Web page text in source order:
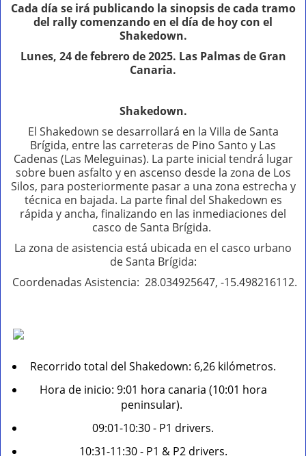
Cada día se irá publicando la sinopsis de cada tramo
del rally comenzando en el día de hoy con el
Shakedown.
Lunes, 24 de febrero de 2025. Las Palmas de Gran
Canaria.
Shakedown.
El Shakedown se desarrollará en la Villa de Santa
Brígida, entre las carreteras de Pino Santo y Las
Cadenas (Las Meleguinas). La parte inicial tendrá lugar
sobre buen asfalto y en ascenso desde la zona de Los
Silos, para posteriormente pasar a una zona estrecha y
técnica en bajada. La parte final del Shakedown es
rápida y ancha, finalizando en las inmediaciones del
casco de Santa Brígida.
La zona de asistencia está ubicada en el casco urbano
de Santa Brígida:
Coordenadas Asistencia: 28.034925647, -15.498216112.
Recorrido total del Shakedown: 6,26 kilómetros.
Hora de inicio: 9:01 hora canaria (10:01 hora
peninsular).
09:01-10:30 - P1 drivers.
10:31-11:30 - P1 & P2 drivers.